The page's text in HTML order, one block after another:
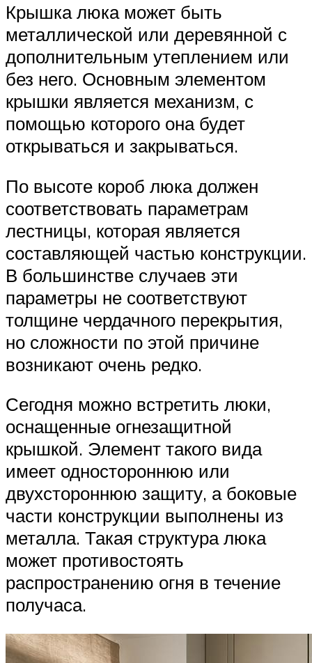
Крышка люка может быть
металлической или деревянной с
дополнительным утеплением или
без него. Основным элементом
крышки является механизм, с
помощью которого она будет
открываться и закрываться.
По высоте короб люка должен
соответствовать параметрам
лестницы, которая является
составляющей частью конструкции.
В большинстве случаев эти
параметры не соответствуют
толщине чердачного перекрытия,
но сложности по этой причине
возникают очень редко.
Сегодня можно встретить люки,
оснащенные огнезащитной
крышкой. Элемент такого вида
имеет одностороннюю или
двухстороннюю защиту, а боковые
части конструкции выполнены из
металла. Такая структура люка
может противостоять
распространению огня в течение
получаса.